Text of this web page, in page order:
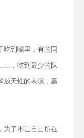
到嘴里，有的同
，吃到最少的队
放天性的表演，赢
为了不让自己所在